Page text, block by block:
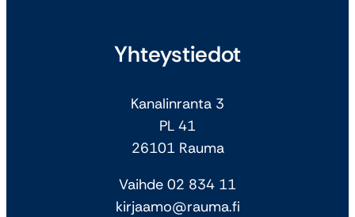
Yhteystiedot
Kanalinranta 3
PL 41
26101 Rauma
Vaihde 02 834 11
kirjaamo@rauma.fi